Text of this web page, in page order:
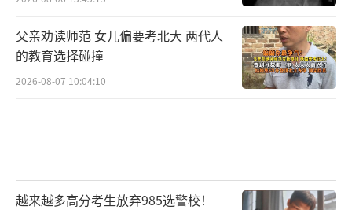
父亲劝读师范 女儿偏要考北大 两代人
的教育选择碰撞
2026-08-07 10:04:10
越来越多高分考生放弃985选警校！